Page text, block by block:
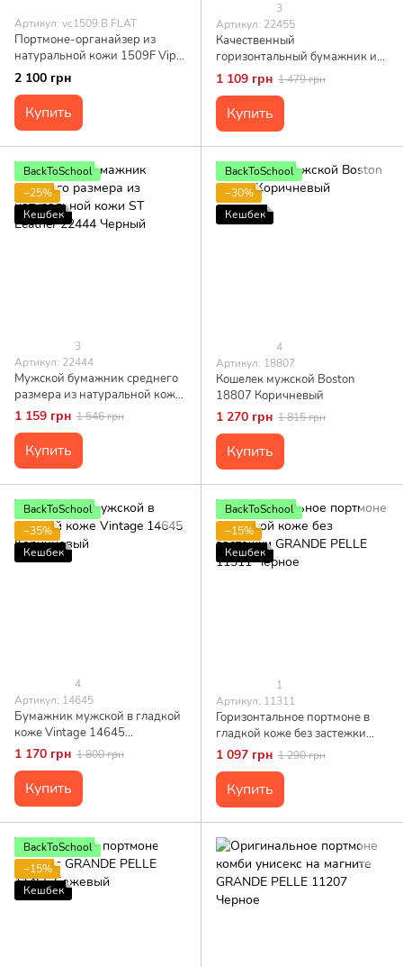
Артикул: vc1509.B.FLAT
Портмоне-органайзер из
натуральной кожи 1509F Vip
Collection, коричневый
vc1509.B.FLAT
2 100 грн
Купить
3
Артикул: 22455
Качественный
горизонтальный бумажник из
натуральной кожи ST Leather
22455 Черный
1 109 грн 1 479 грн
Купить
BackToSchool
−25%
Кешбек
3
Артикул: 22444
Мужской бумажник среднего
размера из натуральной кожи
ST Leather 22444 Черный
1 159 грн 1 546 грн
Купить
BackToSchool
−30%
Кешбек
4
Артикул: 18807
Кошелек мужской Boston
18807 Коричневый
1 270 грн 1 815 грн
Купить
BackToSchool
−35%
Кешбек
4
Артикул: 14645
Бумажник мужской в гладкой
коже Vintage 14645
Коричневый
1 170 грн 1 800 грн
Купить
BackToSchool
−15%
Кешбек
1
Артикул: 11311
Горизонтальное портмоне в
гладкой коже без застежки
GRANDE PELLE 11311 Черное
1 097 грн 1 290 грн
Купить
BackToSchool
−15%
Кешбек